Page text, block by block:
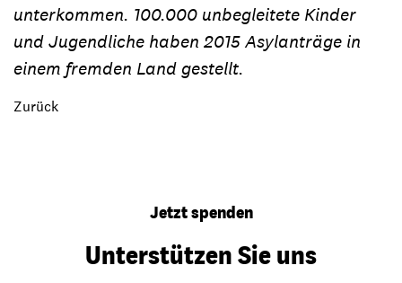
unterkommen. 100.000 unbegleitete Kinder
und Jugendliche haben 2015 Asylanträge in
einem fremden Land gestellt.
Zurück
Jetzt spenden
Unterstützen Sie uns